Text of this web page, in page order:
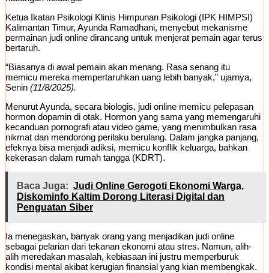
Ketua Ikatan Psikologi Klinis Himpunan Psikologi (IPK HIMPSI)
Kalimantan Timur, Ayunda Ramadhani, menyebut mekanisme
permainan judi online dirancang untuk menjerat pemain agar terus
bertaruh.
“Biasanya di awal pemain akan menang. Rasa senang itu
memicu mereka mempertaruhkan uang lebih banyak,” ujarnya,
Senin (11/8/2025).
Menurut Ayunda, secara biologis, judi online memicu pelepasan
hormon dopamin di otak. Hormon yang sama yang memengaruhi
kecanduan pornografi atau video game, yang menimbulkan rasa
nikmat dan mendorong perilaku berulang. Dalam jangka panjang,
efeknya bisa menjadi adiksi, memicu konflik keluarga, bahkan
kekerasan dalam rumah tangga (KDRT).
Baca Juga: Judi Online Gerogoti Ekonomi Warga,
Diskominfo Kaltim Dorong Literasi Digital dan
Penguatan Siber
Ia menegaskan, banyak orang yang menjadikan judi online
sebagai pelarian dari tekanan ekonomi atau stres. Namun, alih-
alih meredakan masalah, kebiasaan ini justru memperburuk
kondisi mental akibat kerugian finansial yang kian membengkak.